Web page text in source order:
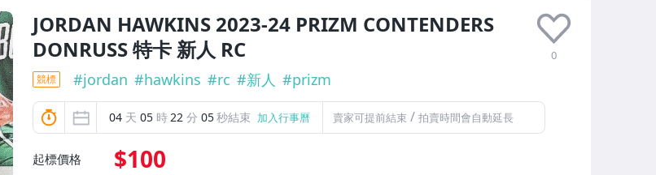
JORDAN HAWKINS 2023-24 PRIZM CONTENDERS
DONRUSS 特卡 新人 RC
0
競標 #jordan #hawkins #rc #新人 #prizm
04 天 05 時22 分 03秒結束 加入行事曆 賣家可提前結束 / 拍賣時間會自動延長
起標價格 $100